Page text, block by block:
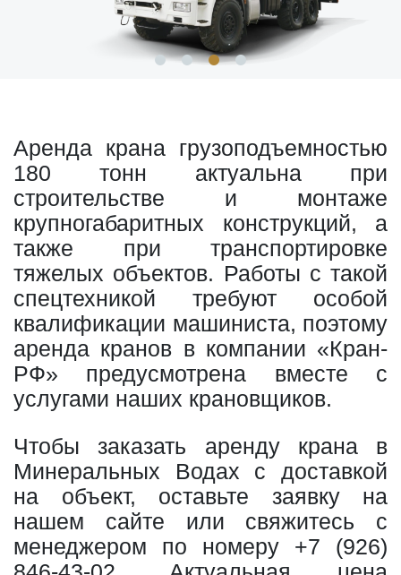
Аренда крана грузоподъемностью
180 тонн актуальна при
строительстве и монтаже
крупногабаритных конструкций, а
также при транспортировке
тяжелых объектов. Работы с такой
спецтехникой требуют особой
квалификации машиниста, поэтому
аренда кранов в компании «Кран-
РФ» предусмотрена вместе с
услугами наших крановщиков.
Чтобы заказать аренду крана в
Минеральных Водах с доставкой
на объект, оставьте заявку на
нашем сайте или свяжитесь с
менеджером по номеру +7 (926)